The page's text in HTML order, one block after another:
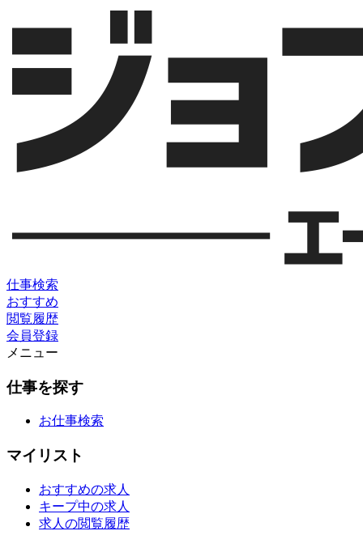
仕事検索
おすすめ
閲覧履歴
会員登録
メニュー
仕事を探す
お仕事検索
マイリスト
おすすめの求人
キープ中の求人
求人の閲覧履歴